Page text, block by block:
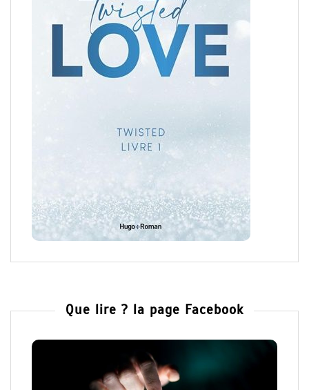
Que lire ? la page Facebook